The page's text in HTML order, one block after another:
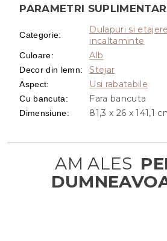
PARAMETRI
Categorie:
Dulapuri si
incaltaminte
Culoare: Alb
Decor din lemn: Stejar
Aspect: Usi rabatabile
Cu bancuta: Fara bancuta
Dimensiune: 81,3 x 26 x 141,1